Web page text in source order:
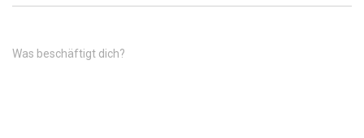
Was beschäftigt dich?